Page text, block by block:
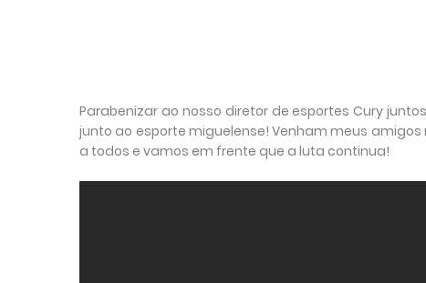
Parabenizar ao nosso diretor de esportes Cury
junto ao esporte miguelense! Venham meus
a todos e vamos em frente que a luta continua!